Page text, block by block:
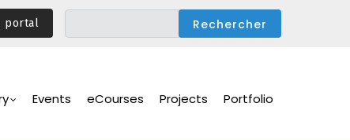
portal
Events eCourses Projects Portfolio